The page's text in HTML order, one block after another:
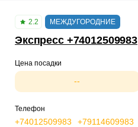
2.2 МЕЖДУГОРОДНИЕ
Экспресс +74012509983
Цена посадки
--
Телефон
+74012509983 +79114609983